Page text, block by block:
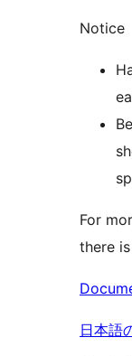
Notice
For
there
日本語